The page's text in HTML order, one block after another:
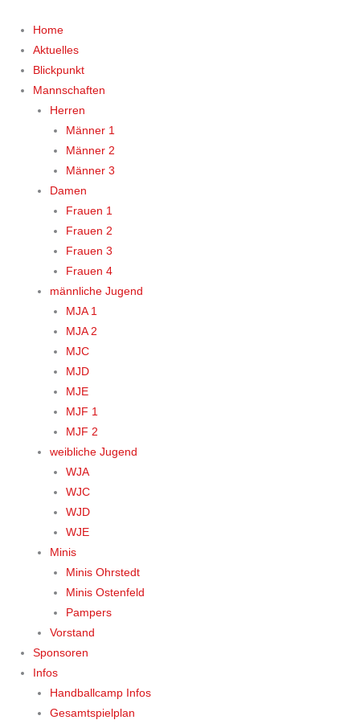
Inhalt
springen
Home
Aktuelles
Blickpunkt
Mannschaften
Herren
Männer 1
Männer 2
Männer 3
Damen
Frauen 1
Frauen 2
Frauen 3
Frauen 4
männliche Jugend
MJA 1
MJA 2
MJC
MJD
MJE
MJF 1
MJF 2
weibliche Jugend
WJA
WJC
WJD
WJE
Minis
Minis Ohrstedt
Minis Ostenfeld
Pampers
Vorstand
Sponsoren
Infos
Handballcamp Infos
Gesamtspielplan